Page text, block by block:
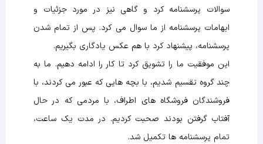
سوالات پرسشنامه کرد و گاهی نیز در مورد جزئیات و
ابهامات پرسشنامه از ما سوال می کرد. پس از تمام شدن
پرسشنامه، پیشنهاد کرد با هم عکس یادگاری بگیریم.
این موفقیت ما را تشویق کرد تا کار را ادامه دهیم. ما به
چند گروه تقسیم شدیم، با بچه هایی که عبور می کردند، با
فروشندگان فروشگاه های اطراف، با مردمی که در حال
آفتاب گرفتن بودند صحبت کردیم. در مدت یک ساعت،
تمام پرسشنامه ها تکمیل شد.